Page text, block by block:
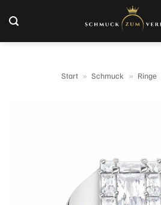
Inhalt
springen
Start » Schmuck » Ringe